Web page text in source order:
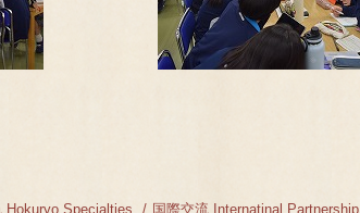
Hokuryo Specialties 国際交流 Internatinal Partnership